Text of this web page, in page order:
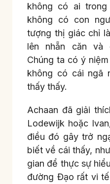
không có ai
không có con
tượng thị giác chỉ
lên nhẵn căn và
Chúng ta có ý
không có cái ngã
thấy thấy.
Achaan đã giải
Lodewijk hoặc
điều đó gây trở
biết về cái thấy,
gian để thực sự
đường Đạo rất vi